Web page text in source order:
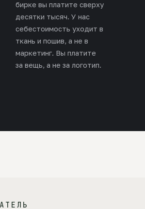
бирке вы платите сверху
десятки тысяч. У нас
себестоимость уходит в
ткань и пошив, а не в
маркетинг. Вы платите
за вещь, а не за логотип.